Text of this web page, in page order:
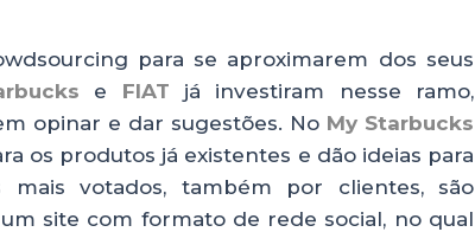
para se aproximarem dos seus
e FIAT
já investiram nesse ramo,
opinar e dar sugestões. No My Starbucks
os produtos já existentes e dão ideias para
mais votados, também por clientes, são
site com formato de rede social, no qual